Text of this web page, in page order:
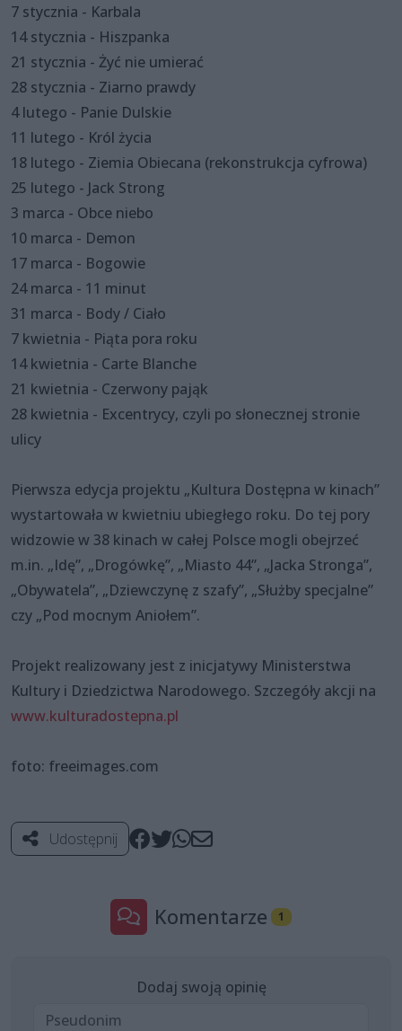
7 stycznia - Karbala
14 stycznia - Hiszpanka
21 stycznia - Żyć nie umierać
28 stycznia - Ziarno prawdy
4 lutego - Panie Dulskie
11 lutego - Król życia
18 lutego - Ziemia Obiecana (rekonstrukcja cyfrowa)
25 lutego - Jack Strong
3 marca - Obce niebo
10 marca - Demon
17 marca - Bogowie
24 marca - 11 minut
31 marca - Body / Ciało
7 kwietnia - Piąta pora roku
14 kwietnia - Carte Blanche
21 kwietnia - Czerwony pająk
28 kwietnia - Excentrycy, czyli po słonecznej stronie
ulicy
Pierwsza edycja projektu „Kultura Dostępna w kinach”
wystartowała w kwietniu ubiegłego roku. Do tej pory
widzowie w 38 kinach w całej Polsce mogli obejrzeć
m.in. „Idę”, „Drogówkę”, „Miasto 44”, „Jacka Stronga”,
„Obywatela”, „Dziewczynę z szafy”, „Służby specjalne”
czy „Pod mocnym Aniołem”.
Projekt realizowany jest z inicjatywy Ministerstwa
Kultury i Dziedzictwa Narodowego. Szczegóły akcji na
www.kulturadostepna.pl
foto: freeimages.com
Udostępnij
Komentarze 1
Dodaj swoją opinię